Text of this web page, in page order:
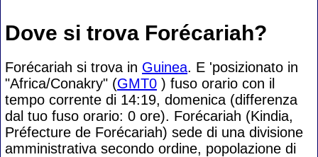
Dove si trova Forécariah?
Forécariah si trova in Guinea. E 'posizionato in
"Africa/Conakry" (GMT0 ) fuso orario con il
tempo corrente di 14:19, domenica (differenza
dal tuo fuso orario: 0 ore). Forécariah (Kindia,
Préfecture de Forécariah) sede di una divisione
amministrativa secondo ordine, popolazione di